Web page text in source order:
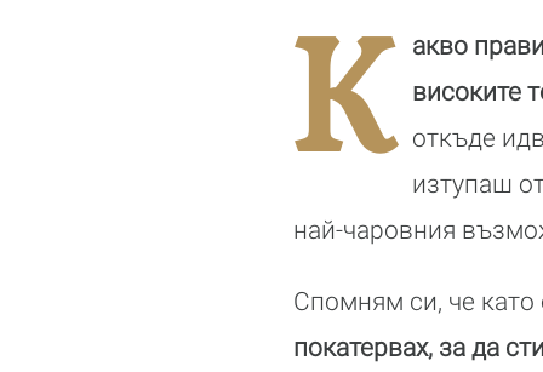
К
акво
високите
откъде
изтупаш
най-чаровния
Спомням си, че
покатервах, за да